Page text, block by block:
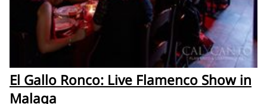
El Gallo Ronco: Live Flamenco Show in
Malaga